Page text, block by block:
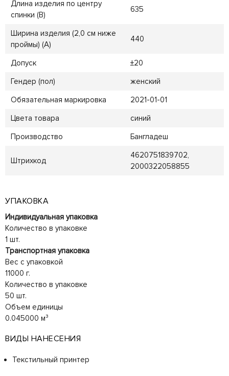
Длина изделия по центру
спинки (B)
635
Ширина изделия (2,0 см ниже
проймы) (A)
440
Допуск
±20
Гендер (пол)
женский
Обязательная маркировка
2021-01-01
Цвета товара
синий
Производство
Бангладеш
Штрихкод
4620751839702,
2000322058855
УПАКОВКА
Индивидуальная упаковка
Количество в упаковке
1 шт.
Транспортная упаковка
Вес с упаковкой
11000 г.
Количество в упаковке
50 шт.
Объем единицы
0.045000 м³
ВИДЫ НАНЕСЕНИЯ
Текстильный принтер